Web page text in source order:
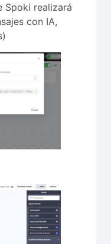
Spoki realizará
con IA,